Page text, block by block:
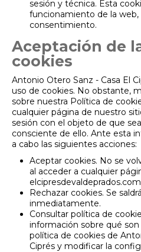
sesión y técnica. Esta
funcionamiento de la web,
consentimiento.
Aceptación de
cookies
Antonio Otero Sanz - Casa El
uso de cookies. No obstante,
sobre nuestra Política de
cualquier página de nuestro
sesión con el objeto de que
consciente de ello. Ante esta
a cabo las siguientes acciones:
Aceptar cookies. No se
al acceder a cualquier
Rechazar cookies. Se
inmediatamente.
Consultar política de
información sobre qué son
política de cookies de
Ciprés y modificar la